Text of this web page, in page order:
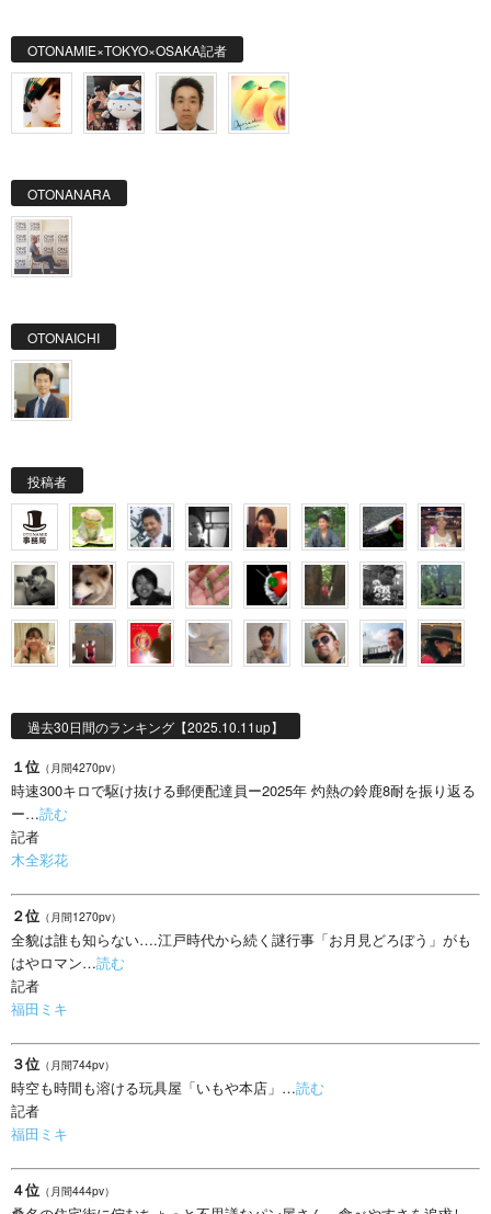
OTONAMIE×TOKYO×OSAKA記者
OTONANARA
OTONAICHI
投稿者
過去30日間のランキング【2025.10.11up】
１位 （月間4270pv）
時速300キロで駆け抜ける郵便配達員ー2025年 灼熱の鈴鹿8耐を振り返る
ー…読む
記者
木全彩花
２位 （月間1270pv）
全貌は誰も知らない….江戸時代から続く謎行事「お月見どろぼう」がも
はやロマン…読む
記者
福田ミキ
３位 （月間744pv）
時空も時間も溶ける玩具屋「いもや本店」…読む
記者
福田ミキ
４位 （月間444pv）